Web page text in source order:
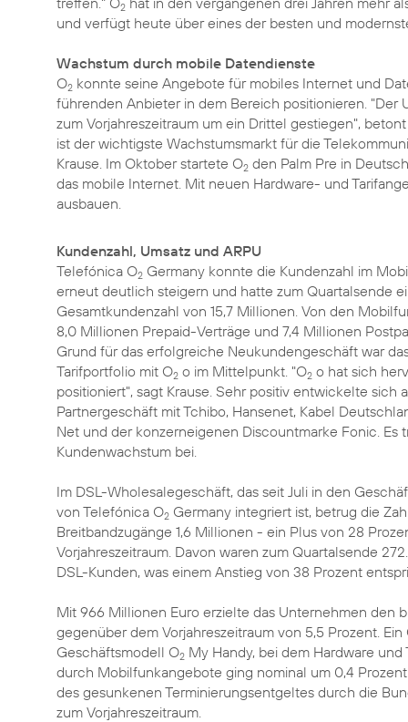
2
und verfügt heute über eines der besten und
Wachstum durch mobile Datendienste
O2 konnte seine Angebote für mobiles Internet und
führenden Anbieter in dem Bereich positionieren.
zum Vorjahreszeitraum um ein Drittel gestiegen",
ist der wichtigste Wachstumsmarkt für die
Krause. Im Oktober startete O2 den Palm Pre in
das mobile Internet. Mit neuen Hardware- und
ausbauen.
Kundenzahl, Umsatz und ARPU
Telefónica O2 Germany konnte die Kundenzahl im
erneut deutlich steigern und hatte zum Quartalsende
Gesamtkundenzahl von 15,7 Millionen. Von den
8,0 Millionen Prepaid-Verträge und 7,4 Millionen
Grund für das erfolgreiche Neukundengeschäft war
Tarifportfolio mit O2 o im Mittelpunkt. "O2 o hat sich
positioniert", sagt Krause. Sehr positiv entwickelte sich
Partnergeschäft mit Tchibo, Hansenet, Kabel
Net und der konzerneigenen Discountmarke Fonic. Es
Kundenwachstum bei.
Im DSL-Wholesalegeschäft, das seit Juli in den
von Telefónica O2 Germany integriert ist, betrug die
Breitbandzugänge 1,6 Millionen - ein Plus von 28
Vorjahreszeitraum. Davon waren zum Quartalsende
DSL-Kunden, was einem Anstieg von 38 Prozent
Mit 966 Millionen Euro erzielte das Unternehmen den
gegenüber dem Vorjahreszeitraum von 5,5 Prozent.
Geschäftsmodell O2 My Handy, bei dem Hardware
durch Mobilfunkangebote ging nominal um 0,4
des gesunkenen Terminierungsentgeltes durch die
zum Vorjahreszeitraum.